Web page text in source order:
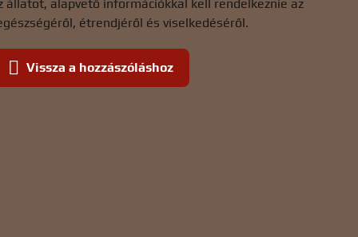
állatot, alapvető információkkal kell rendelkeznie az
étrendjéről és viselkedéséről.
Vissza a hozzászóláshoz